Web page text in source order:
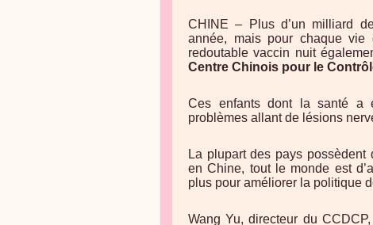
CHINE – Plus d’un milliard
année, mais pour chaque
redoutable vaccin nuit
Centre Chinois pour le
Ces enfants dont la santé a
problèmes allant de lésions
La plupart des pays
en Chine, tout le monde est
plus pour améliorer la politique
Wang Yu, directeur du